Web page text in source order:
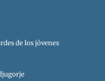
de los jóvenes